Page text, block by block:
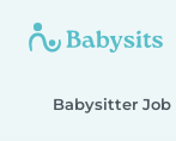
Babysitter Job